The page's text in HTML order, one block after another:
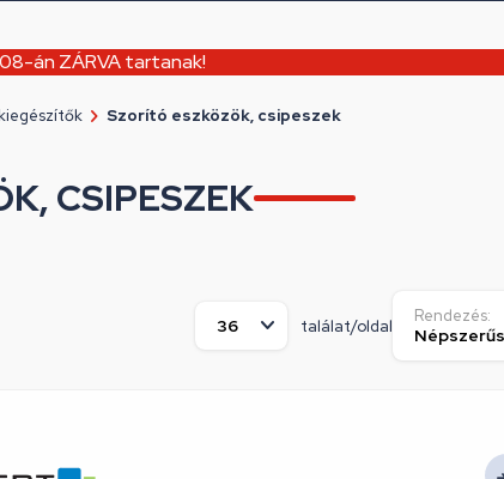
án ZÁRVA tartanak!
Szorító eszközök, csipeszek
CSIPESZEK
találat/oldal
Rendezés: